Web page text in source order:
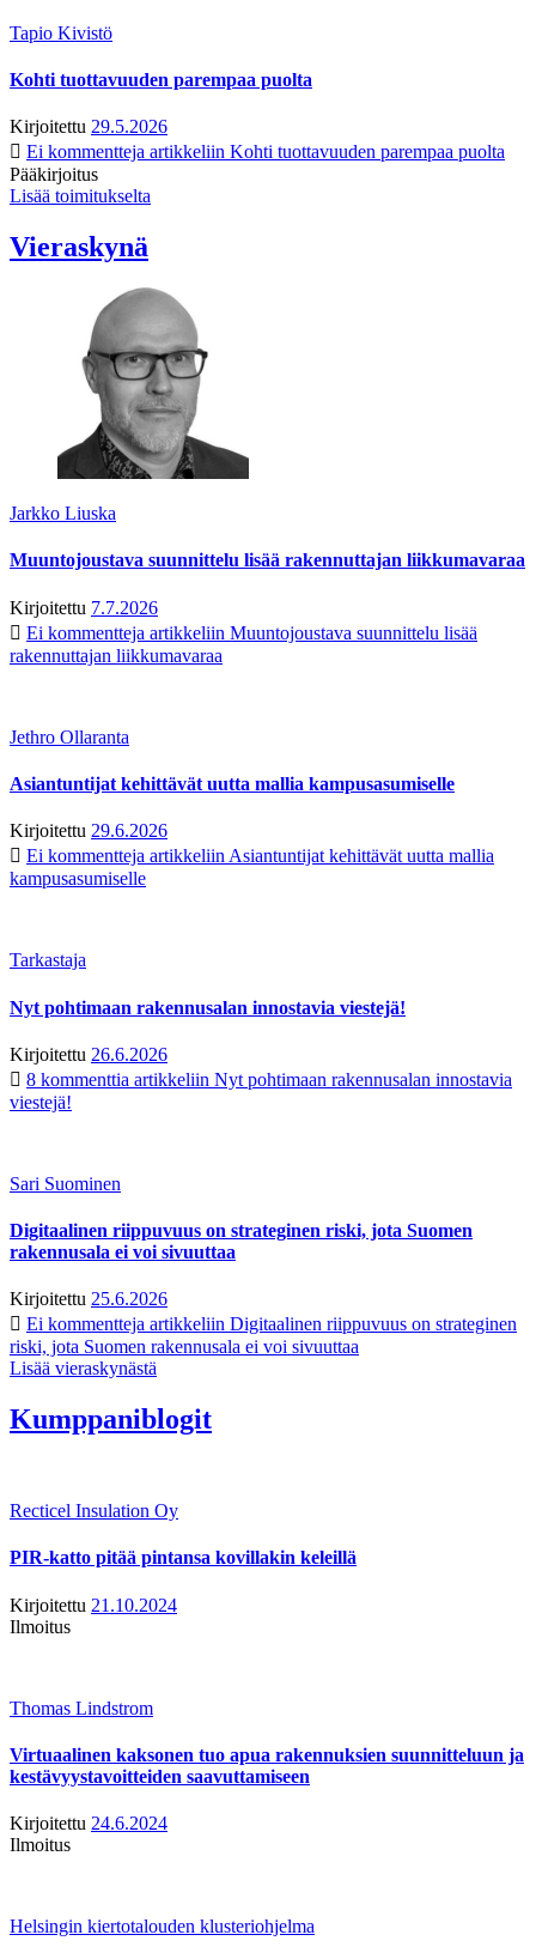
Tapio Kivistö
Kohti tuottavuuden parempaa puolta
Kirjoitettu 29.5.2026
Ei kommentteja artikkeliin Kohti tuottavuuden parempaa puolta
Pääkirjoitus
Lisää toimitukselta
Vieraskynä
Jarkko Liuska
Muuntojoustava suunnittelu lisää rakennuttajan liikkumavaraa
Kirjoitettu 7.7.2026
Ei kommentteja artikkeliin Muuntojoustava suunnittelu lisää
rakennuttajan liikkumavaraa
Jethro Ollaranta
Asiantuntijat kehittävät uutta mallia kampusasumiselle
Kirjoitettu 29.6.2026
Ei kommentteja artikkeliin Asiantuntijat kehittävät uutta mallia
kampusasumiselle
Tarkastaja
Nyt pohtimaan rakennusalan innostavia viestejä!
Kirjoitettu 26.6.2026
8 kommenttia artikkeliin Nyt pohtimaan rakennusalan innostavia
viestejä!
Sari Suominen
Digitaalinen riippuvuus on strateginen riski, jota Suomen
rakennusala ei voi sivuuttaa
Kirjoitettu 25.6.2026
Ei kommentteja artikkeliin Digitaalinen riippuvuus on strateginen
riski, jota Suomen rakennusala ei voi sivuuttaa
Lisää vieraskynästä
Kumppaniblogit
Recticel Insulation Oy
PIR-katto pitää pintansa kovillakin keleillä
Kirjoitettu 21.10.2024
Ilmoitus
Thomas Lindstrom
Virtuaalinen kaksonen tuo apua rakennuksien suunnitteluun ja
kestävyystavoitteiden saavuttamiseen
Kirjoitettu 24.6.2024
Ilmoitus
Helsingin kiertotalouden klusteriohjelma